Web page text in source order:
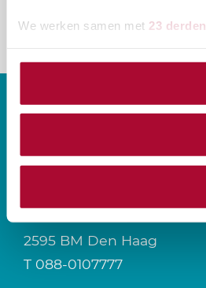
We werken samen met 23 derden
CONTACT
2595 BM Den Haag
T 088-0107777